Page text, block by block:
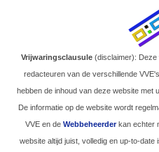
Vrijwaringsclausule(disclaimer): Deze
redacteuren van de verschillende
hebben de inhoud van deze website met
De informatie op de website wordt
VVE en de Webbeheerderkan echter
website altijd juist, volledig en up-to-